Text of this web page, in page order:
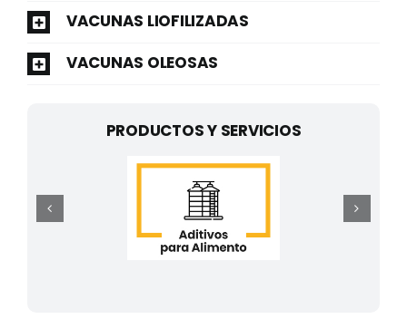
VACUNAS LIOFILIZADAS
VACUNAS OLEOSAS
PRODUCTOS Y SERVICIOS